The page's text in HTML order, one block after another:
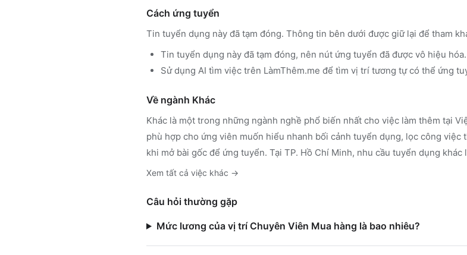
Cách ứng tuyển
Tin tuyển dụng này đã tạm đóng. Thông tin bên dưới được giữ lại để tham
Tin tuyển dụng này đã tạm đóng, nên nút ứng tuyển đã được vô hiệu hóa.
Sử dụng AI tìm việc trên LàmThêm.me để tìm vị trí tương tự có thể ứng
Về ngành Khác
Khác là một trong những ngành nghề phổ biến nhất cho việc làm thêm tại
phù hợp cho ứng viên muốn hiểu nhanh bối cảnh tuyển dụng, lọc công
khi mở bài gốc để ứng tuyển. Tại TP. Hồ Chí Minh, nhu cầu tuyển dụng
Xem tất cả việc khác →
Câu hỏi thường gặp
Mức lương của vị trí Chuyên Viên Mua hàng là bao nhiêu?